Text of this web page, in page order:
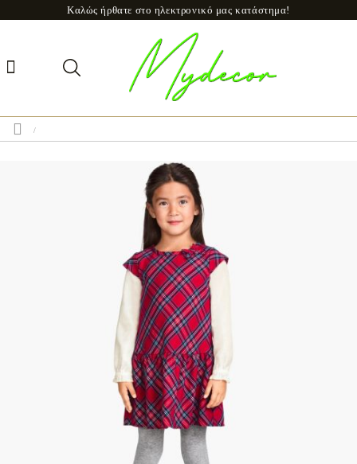
Καλώς ήρθατε στο ηλεκτρονικό μας κατάστημα!